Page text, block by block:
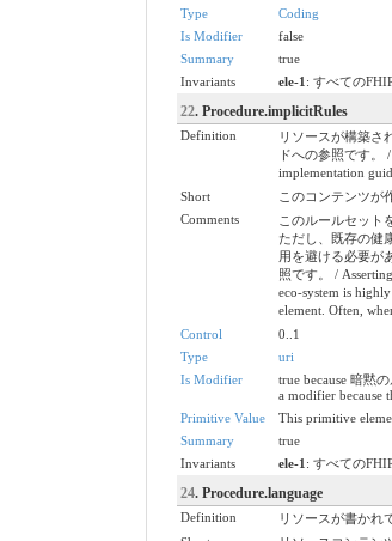
Type
Coding
Is Modifier
false
Summary
true
Invariants
ele-1 : すべての
22. Procedure.implicitRules
Definition
リソースが構築さ
ドへの参照です。
implementation
Short
このコンテンツが
Comments
このルールセット
ただし、既存の健
用を避ける必要が
照です。 /
eco-system is
element. Often,
Control
0..1
Type
uri
Is Modifier
true because 暗黙
a modifier because
Primitive Value
This primitive
Summary
true
Invariants
ele-1 : すべての
24. Procedure.language
Definition
リソースが書かれ